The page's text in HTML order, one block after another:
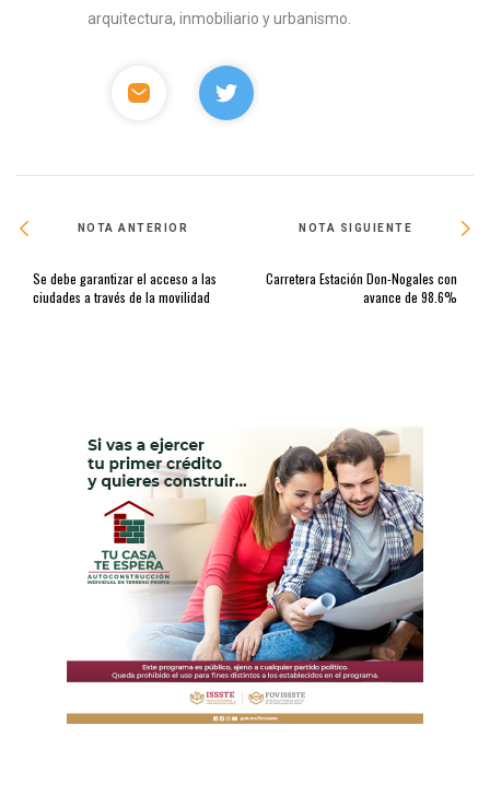
arquitectura, inmobiliario y urbanismo.
NOTA ANTERIOR
Se debe garantizar el acceso a las
ciudades a través de la movilidad
NOTA SIGUIENTE
Carretera Estación Don-Nogales con
avance de 98.6%